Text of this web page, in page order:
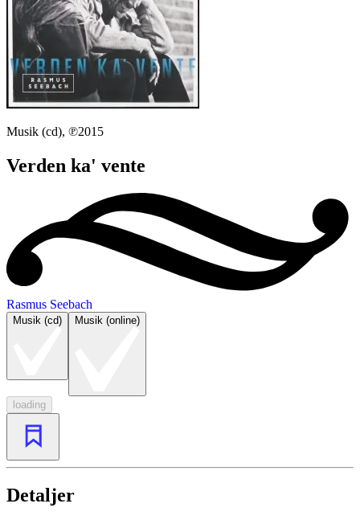
Musik (cd), ℗2015
Verden ka' vente
Rasmus Seebach
Musik (cd) Musik (online)
loading
Detaljer